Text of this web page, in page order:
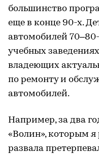
большинство
еще в конце 90-х.
автомобилей
учебных
владеющих
по ремонту и
автомобилей.
Например, за два
«Волин», которым я
развала